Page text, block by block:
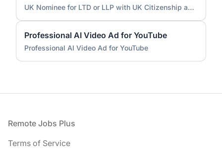
UK Nominee for LTD or LLP with UK Citizenship and UK Address
Professional AI Video Ad for YouTube
Professional AI Video Ad for YouTube
Footer
Remote Jobs Plus
Terms of Service